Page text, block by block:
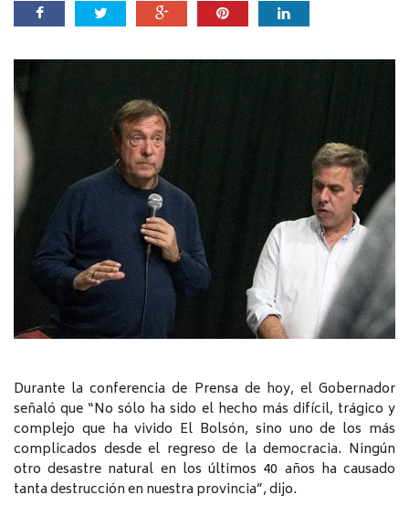
Durante la conferencia de Prensa de hoy, el Gobernador
señaló que “No sólo ha sido el hecho más difícil, trágico y
complejo que ha vivido El Bolsón, sino uno de los más
complicados desde el regreso de la democracia. Ningún
otro desastre natural en los últimos 40 años ha causado
tanta destrucción en nuestra provincia”, dijo.